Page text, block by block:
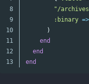
8
9
10
11
12
"/
:binary =>
)
end
end
end